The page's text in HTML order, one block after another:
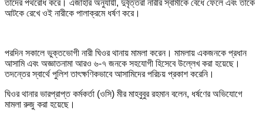
তাদের পথরোধ করে। এজাহার অনুযায়ী, দুর্বৃত্তরা নারীর স্বামীকে বেঁধে ফেলে এবং তাকে
আটকে রেখে ওই নারীকে পালাক্রমে ধর্ষণ করে।
পরদিন সকালে ভুক্তভোগী নারী ঘিওর থানায় মামলা করেন। মামলায় একজনকে প্রধান
আসামি এবং অজ্ঞাতনামা আরও ৬-৭ জনকে সহযোগী হিসেবে উল্লেখ করা হয়েছে।
তদন্তের স্বার্থে পুলিশ তাৎক্ষণিকভাবে আসামিদের পরিচয় প্রকাশ করেনি।
ঘিওর থানার ভারপ্রাপ্ত কর্মকর্তা (ওসি) মীর মাহবুবুর রহমান বলেন, ধর্ষণের অভিযোগে
মামলা রুজু করা হয়েছে।